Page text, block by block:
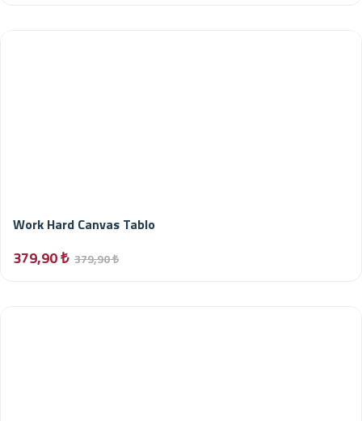
Work Hard Canvas Tablo
379,90 ₺ 379,90 ₺